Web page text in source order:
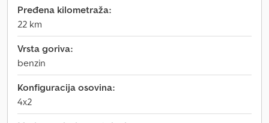
Pređena kilometraža:
22 km
Vrsta goriva:
benzin
Konfiguracija osovina:
4x2